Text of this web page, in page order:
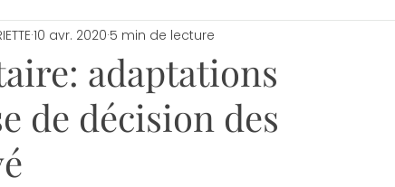
adaptations
de décision des
10 avr. 2020 5 min de lecture